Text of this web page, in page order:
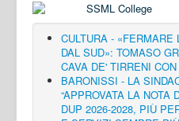
CULTURA - «FERMARE
DAL SUD»: TOMASO
CAVA DE' TIRRENI
BARONISSI - LA
“APPROVATA LA NOTA
DUP 2026-2028, PIÙ